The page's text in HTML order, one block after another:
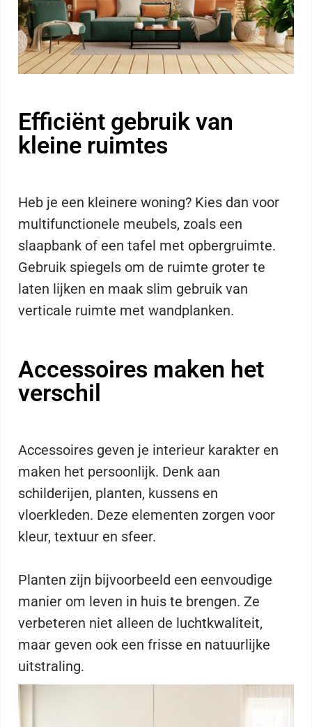
Efficiënt gebruik van
kleine ruimtes
Heb je een kleinere woning? Kies dan voor
multifunctionele meubels, zoals een
slaapbank of een tafel met opbergruimte.
Gebruik spiegels om de ruimte groter te
laten lijken en maak slim gebruik van
verticale ruimte met wandplanken.
Accessoires maken het
verschil
Accessoires geven je interieur karakter en
maken het persoonlijk. Denk aan
schilderijen, planten, kussens en
vloerkleden. Deze elementen zorgen voor
kleur, textuur en sfeer.
Planten zijn bijvoorbeeld een eenvoudige
manier om leven in huis te brengen. Ze
verbeteren niet alleen de luchtkwaliteit,
maar geven ook een frisse en natuurlijke
uitstraling.